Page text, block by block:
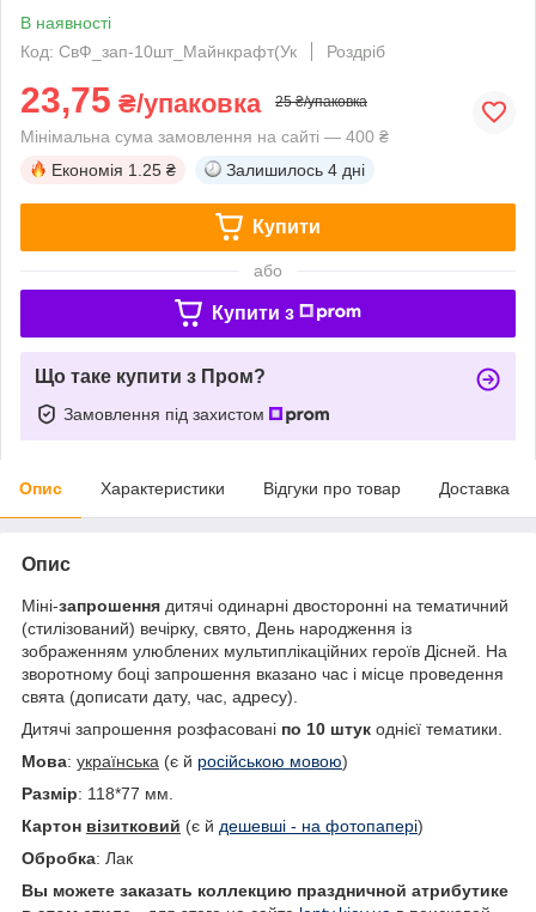
В наявності
Код: СвФ_зап-10шт_Майнкрафт(Ук
Роздріб
23,75 ₴/упаковка 25 ₴/упаковка
Мінімальна сума замовлення на сайті — 400 ₴
Економія 1.25 ₴ Залишилось 4 дні
Купити
або
Купити з
Що таке купити з Пром?
Замовлення під захистом
Опис Характеристики Відгуки про товар Доставка
Опис
Міні-запрошення дитячі одинарні двосторонні на тематичний
(стилізований) вечірку, свято День народження із
зображенням улюблених мультиплікаційних героїв Дісней
На
зворотному боці запрошення вказано час і місце проведення
свята (дописати дату, час адресу)
Дитячі запрошення розфасовані по 10 штук однієї тематики.
Мова: українська (є й російською мовою)
Размір: 118*77 мм.
Картон візитковий (є й дешевші - на фотопапері)
Обробка: Лак
Вы можете заказать коллекцию праздничной атрибутике